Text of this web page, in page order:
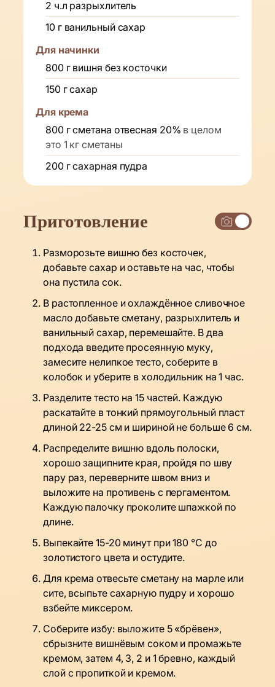
2 ч.л разрыхлитель
10 г ванильный сахар
Для начинки
800 г вишня без косточки
150 гсахар
Для крема
800 гсметана отвесная 20% в целом
это 1 кг сметаны
200 гсахарная пудра
Приготовление
Разморозьте вишню без косточек,
добавьте сахар и оставьте на час, чтобы
она пустила сок.
В растопленное и охлаждённое сливочное
масло добавьте сметану, разрыхлитель и
ванильный сахар, перемешайте. В два
подхода введите просеянную муку,
замесите нелипкое тесто, соберите в
колобок и уберите в холодильник на 1 час.
Разделите тесто на 15 частей. Каждую
раскатайте в тонкий прямоугольный пласт
длиной 22-25 см и шириной не больше 6 см.
Распределите вишню вдоль полоски,
хорошо защипните края, пройдя по шву
пару раз, переверните швом вниз и
выложите на противень с пергаментом.
Каждую палочку проколите шпажкой по
длине.
Выпекайте 15-20 минут при 180 °C до
золотистого цвета и остудите.
Для крема отвесьте сметану на марле или
сите, всыпьте сахарную пудру и хорошо
взбейте миксером.
Соберите избу: выложите 5 «брёвен»,
сбрызните вишнёвым соком и промажьте
кремом, затем 4, 3, 2 и 1 бревно, каждый
слой с пропиткой и кремом.